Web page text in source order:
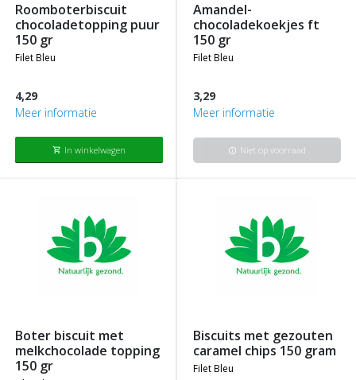
roomboterbiscuit
chocoladetopping puur
150 gr
filet bleu
4,29
Meer informatie
shopping_cart In winkelwagen
amandel-
chocoladekoekjes ft
150 gr
filet bleu
3,29
Meer informatie
info Niet op voorraad
boter biscuit met
melkchocolade topping
150 gr
biscuits met gezouten
caramel chips 150 gram
filet bleu